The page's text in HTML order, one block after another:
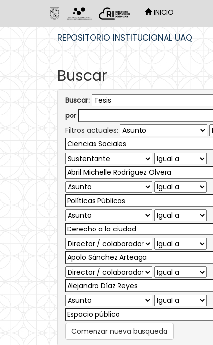
INICIO
REPOSITORIO INSTITUCIONAL UAQ
Buscar
Buscar:
por
Filtros actuales:
Comenzar nueva busqueda